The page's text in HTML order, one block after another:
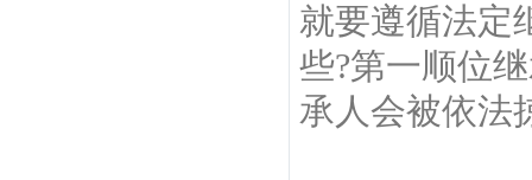
就要遵循法定
些?第一顺位
承人会被依法